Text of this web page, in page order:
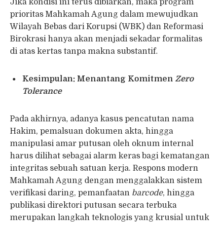
Jika kondisi ini terus dibiarkan, maka program
prioritas Mahkamah Agung dalam mewujudkan
Wilayah Bebas dari Korupsi (WBK) dan Reformasi
Birokrasi hanya akan menjadi sekadar formalitas
di atas kertas tanpa makna substantif.
Kesimpulan: Menantang Komitmen Zero
Tolerance
Pada akhirnya, adanya kasus pencatutan nama
Hakim, pemalsuan dokumen akta, hingga
manipulasi amar putusan oleh oknum internal
harus dilihat sebagai alarm keras bagi kematangan
integritas sebuah satuan kerja. Respons modern
Mahkamah Agung dengan menggalakkan sistem
verifikasi daring, pemanfaatan barcode, hingga
publikasi direktori putusan secara terbuka
merupakan langkah teknologis yang krusial untuk